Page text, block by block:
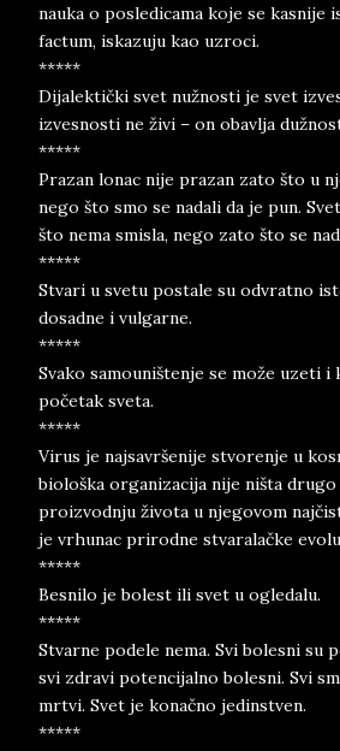
nauka o posledicama koje se
factum, iskazuju kao uzroci.
*****
Dijalektički svet nužnosti je svet
izvesnosti ne živi – on obavlja
*****
Prazan lonac nije prazan zato što u
nego što smo se nadali da je pun.
što nema smisla, nego zato što se
*****
Stvari u svetu postale su odvratno
dosadne i vulgarne.
*****
Svako samouništenje se može uzeti i
početak sveta.
*****
Virus je najsavršenije stvorenje u
biološka organizacija nije ništa drugo
proizvodnju života u njegovom
je vrhunac prirodne stvaralačke
*****
Besnilo je bolest ili svet u ogledalu.
*****
Stvarne podele nema. Svi bolesni su
svi zdravi potencijalno bolesni. Svi
mrtvi. Svet je konačno jedinstven.
*****